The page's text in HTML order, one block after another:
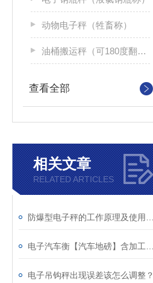
动物电子秤（牲畜称）
油桶搬运秤（可180度翻转）
查看全部
相关文章
RELATED ARTICLES
电子吊钩秤出现误差该怎么调整？